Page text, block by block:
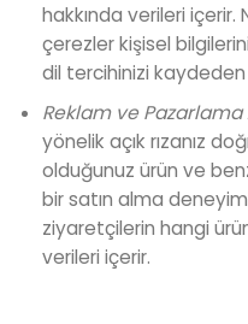
hakkında verileri
çerezler kişisel
dil tercihinizi
Reklam ve
yönelik açık rızanız
olduğunuz ürün ve
bir satın alma
ziyaretçilerin hangi
verileri içerir.